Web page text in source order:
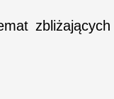
zbliżających